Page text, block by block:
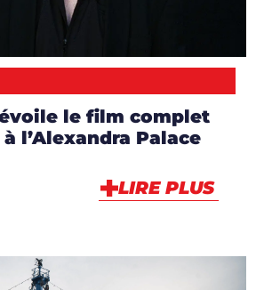
VIDÉO
le film complet
l’Alexandra Palace
LIRE PLUS